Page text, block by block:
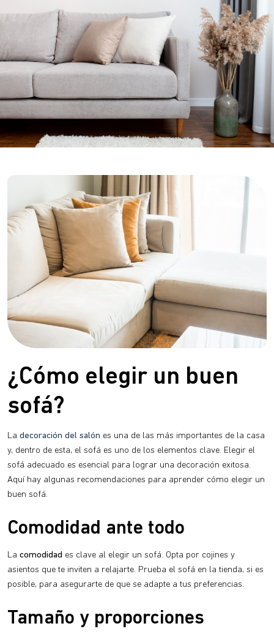
¿Cómo elegir un buen
sofá?
La decoración del salón es una de las más importantes de la casa
y, dentro de esta, el sofá es uno de los elementos clave. Elegir el
sofá adecuado es esencial para lograr una decoración exitosa.
Aquí hay algunas recomendaciones para aprender cómo elegir un
buen sofá.
Comodidad ante todo
La comodidad es clave al elegir un sofá. Opta por cojines y
asientos que te inviten a relajarte. Prueba el sofá en la tienda, si es
posible, para asegurarte de que se adapte a tus preferencias.
Tamaño y proporciones